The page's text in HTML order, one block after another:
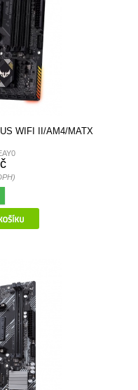
WIFI II/AM4/MATX